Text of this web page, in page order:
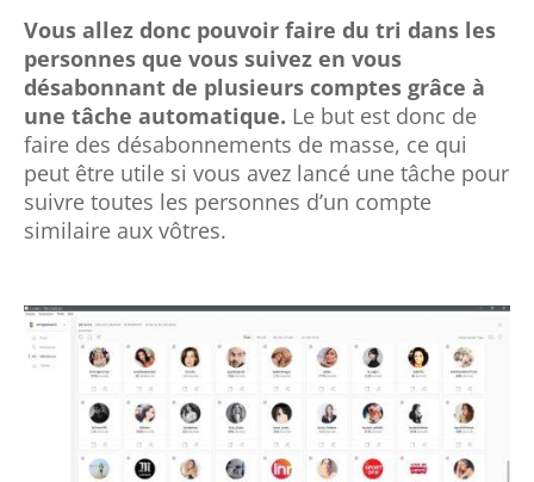
Vous allez donc pouvoir faire du tri dans les
personnes que vous suivez en vous
désabonnant de plusieurs comptes grâce à
une tâche automatique. Le but est donc de
faire des désabonnements de masse, ce qui
peut être utile si vous avez lancé une tâche pour
suivre toutes les personnes d’un compte
similaire aux vôtres.